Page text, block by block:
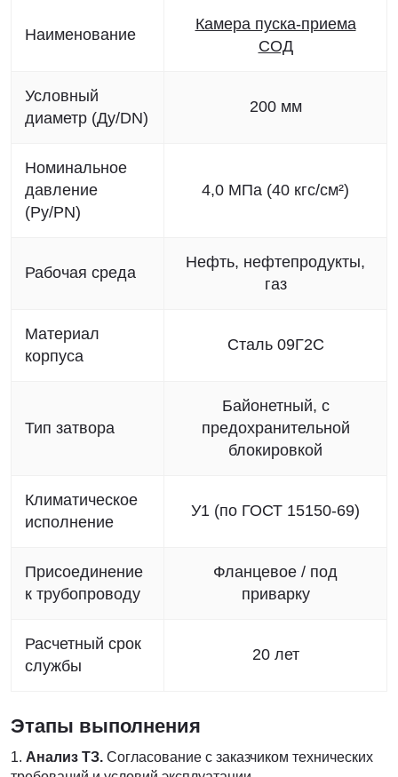
Наименование
Камера пуска-приема
СОД
Условный
диаметр (Ду/DN)
200 мм
Номинальное
давление
(Ру/PN)
4,0 МПа (40 кгс/см²)
Рабочая среда
Нефть, нефтепродукты,
газ
Материал
корпуса
Сталь 09Г2С
Тип затвора
Байонетный, с
предохранительной
блокировкой
Климатическое
исполнение
У1 (по ГОСТ 15150-69)
Присоединение
к трубопроводу
Фланцевое / под
приварку
Расчетный срок
службы
20 лет
Этапы выполнения
Анализ ТЗ. Согласование с заказчиком технических